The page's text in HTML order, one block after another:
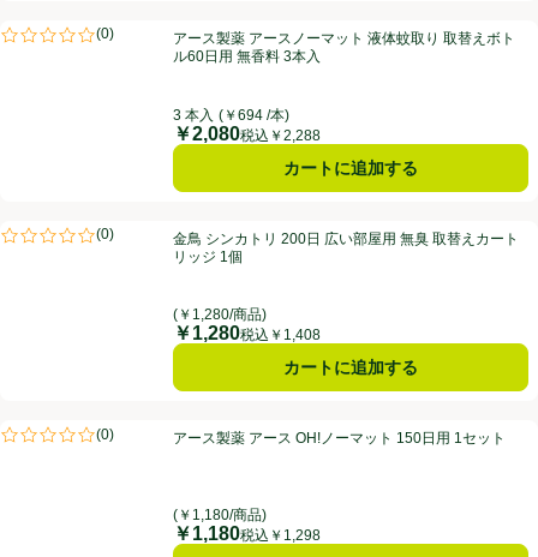
アース製薬 アースノーマット 液体蚊取り 取替えボトル60日用 無香料
(0)
評価は0件のレビューで5点中0.0点。アース製薬 アースノーマット 液体蚊取り 取替えボト
ル60日用 無香料 3本入
3 本入 (￥694 /本)
価格
￥2,080税込￥2,288
カートに追加する
金鳥 シンカトリ 200日 広い部屋用 無臭 取替えカートリッジ 1個
(0)
評価は0件のレビューで5点中0.0点。金鳥 シンカトリ 200日 広い部屋用 無臭 取替えカート
リッジ 1個
(￥1,280/商品)
価格
￥1,280税込￥1,408
カートに追加する
アース製薬 アース OH!ノーマット 150日用 1セット
(0)
評価は0件のレビューで5点中0.0点。アース製薬 アース OH!ノーマット 150日用 1セット
(￥1,180/商品)
価格
￥1,180税込￥1,298